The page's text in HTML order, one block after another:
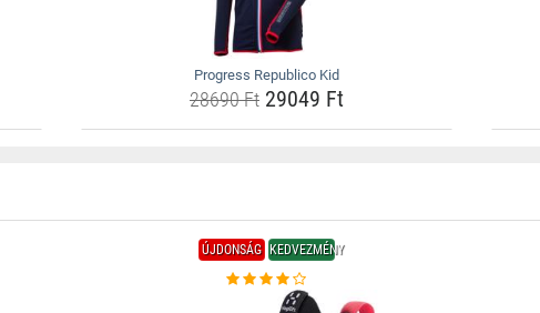
Progress Republico Kid
28690 Ft29049 Ft
ÚJDONSÁG KEDVEZMÉNY